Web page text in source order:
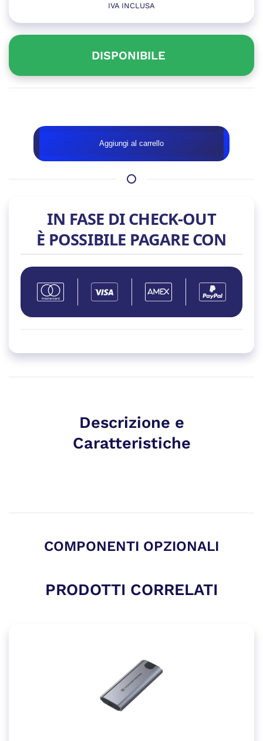
IVA INCLUSA
DISPONIBILE
ORICO
M.2
Nvme
BK
TYPE-
quantità
Aggiungi al carrello
IN FASE DI CHECK-OUT
È POSSIBILE PAGARE CON
Descrizione e
Caratteristiche
COMPONENTI OPZIONALI
PRODOTTI CORRELATI